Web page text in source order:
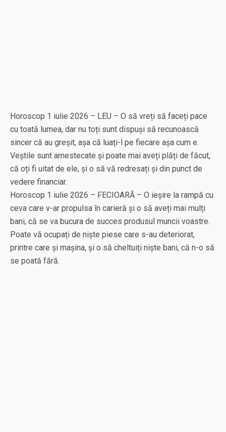
Horoscop 1 iulie 2026 – LEU – O să vreți să faceți pace
cu toată lumea, dar nu toți sunt dispuși să recunoască
sincer că au greșit, așa că luați-l pe fiecare așa cum e.
Veștile sunt amestecate și poate mai aveți plăți de făcut,
că oți fi uitat de ele, și o să vă redresați și din punct de
vedere financiar.
Horoscop 1 iulie 2026 – FECIOARĂ – O ieșire la rampă cu
ceva care v-ar propulsa în carieră și o să aveți mai mulți
bani, că se va bucura de succes produsul muncii voastre.
Poate vă ocupați de niște piese care s-au deteriorat,
printre care și mașina, și o să cheltuiți niște bani, că n-o să
se poată fără.